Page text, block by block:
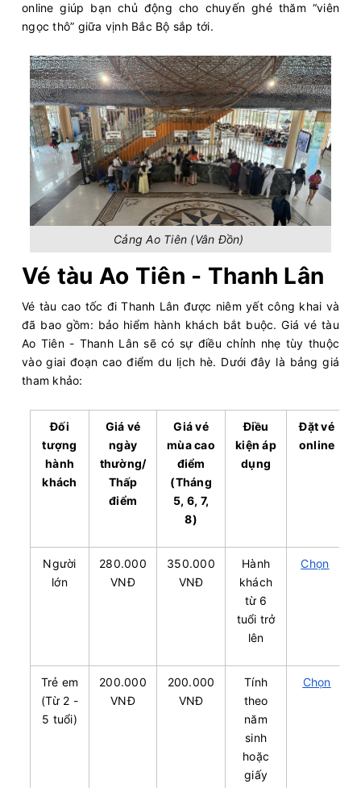
online giúp bạn chủ động cho chuyến ghé thăm “viên
ngọc thô” giữa vịnh Bắc Bộ sắp tới.
Cảng Ao Tiên (Vân Đồn)
Vé tàu Ao Tiên - Thanh Lân
Vé tàu cao tốc đi Thanh Lân được niêm yết công khai và
đã bao gồm: bảo hiểm hành khách bắt buộc. Giá vé tàu
Ao Tiên - Thanh Lân sẽ có sự điều chỉnh nhẹ tùy thuộc
vào giai đoạn cao điểm du lịch hè. Dưới đây là bảng giá
tham khảo:
Đối
tượng
hành
khách
Giá vé
ngày
thường/
Thấp
điểm
Giá vé
mùa cao
điểm
(Tháng
5, 6, 7,
8)
Điều
kiện áp
dụng
Đặt vé
online
Người
lớn
280.000
VNĐ
350.000
VNĐ
Hành
khách
từ 6
tuổi trở
lên
Chọn
Trẻ em
(Từ 2 -
5 tuổi)
200.000
VNĐ
200.000
VNĐ
Tính
theo
năm
sinh
hoặc
giấy
Chọn